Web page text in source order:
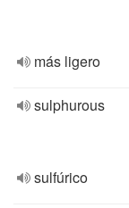
más ligero
sulphurous
sulfúrico